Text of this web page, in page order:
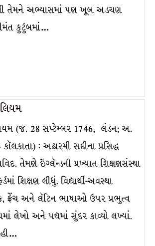
તેમને અભ્યાસમાં પણ ખૂબ અડચણ
કુટુંબમાં…
(જ. 28 સપ્ટેમ્બર 1746, લંડન; અ.
: અઢારમી સદીના પ્રસિદ્ધ
તેમણે ઇંગ્લૅન્ડની પ્રખ્યાત શિક્ષણસંસ્થા
શિક્ષણ લીધું. વિદ્યાર્થી-અવસ્થા
ફ્રેંચ અને લૅટિન ભાષાઓ ઉપર પ્રભુત્વ
લેખો અને પદ્યમાં સુંદર કાવ્યો લખ્યાં.